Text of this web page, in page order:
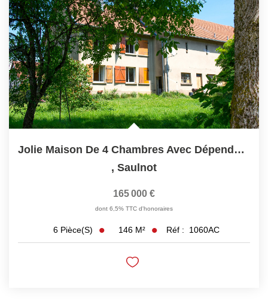
Jolie Maison De 4 Chambres Avec Dépendances
, Saulnot
165 000 €
dont 6,5% TTC d'honoraires
6 Pièce(s) 146 M² Réf : 1060AC